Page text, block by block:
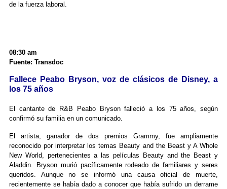
de la fuerza laboral.
08:30 am
Fuente: Transdoc
Fallece Peabo Bryson, voz de clásicos de Disney, a
los 75 años
El cantante de R&B Peabo Bryson falleció a los 75 años, según
confirmó su familia en un comunicado.
El artista, ganador de dos premios Grammy, fue ampliamente
reconocido por interpretar los temas Beauty and the Beast y A Whole
New World, pertenecientes a las películas Beauty and the Beast y
Aladdin. Bryson murió pacíficamente rodeado de familiares y seres
queridos. Aunque no se informó una causa oficial de muerte,
recientemente se había dado a conocer que había sufrido un derrame